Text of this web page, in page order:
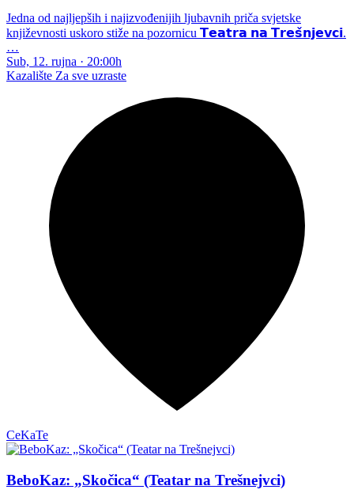
Jedna od najljepših i najizvođenijih ljubavnih priča svjetske
književnosti uskoro stiže na pozornicu 𝗧𝗲𝗮𝘁𝗿𝗮 𝗻𝗮 𝗧𝗿𝗲𝘀̌𝗻𝗷𝗲𝘃𝗰𝗶.
…
Sub, 12. rujna · 20:00h
Kazalište Za sve uzraste
CeKaTe
BeboKaz: „Skočica“ (Teatar na Trešnejvci)